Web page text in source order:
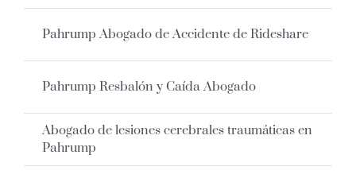
Pahrump Abogado de Accidente de Rideshare
Pahrump Resbalón y Caída Abogado
Abogado de lesiones cerebrales traumáticas en
Pahrump